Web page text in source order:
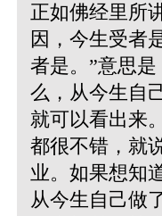
正如佛经里所
因，今生受者
者是。”意思
么，从今生自
就可以看出来
都很不错，就
业。如果想知
从今生自己做